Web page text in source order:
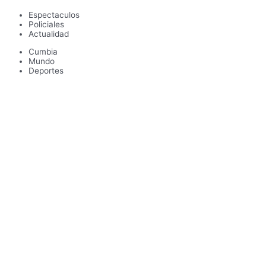
Espectaculos
Policiales
Actualidad
Cumbia
Mundo
Deportes